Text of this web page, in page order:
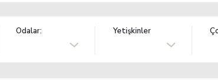
Odalar: Yetişkinler